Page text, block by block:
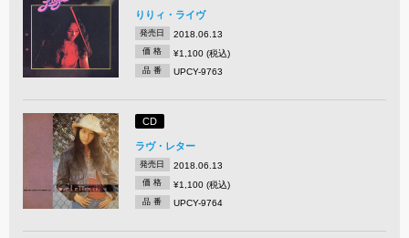
りりィ・ライヴ
発売日 2018.06.13
価 格 ¥1,100 (税込)
品 番 UPCY-9763
CD
ラヴ・レター
発売日 2018.06.13
価 格 ¥1,100 (税込)
品 番 UPCY-9764